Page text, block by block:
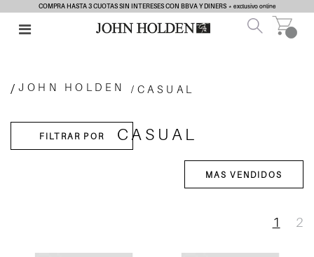
COMPRA HASTA 3 CUOTAS SIN INTERESES CON BBVA Y DINERS * exclusivo online
JOHN HOLDEN CASUAL
CASUAL
1 2